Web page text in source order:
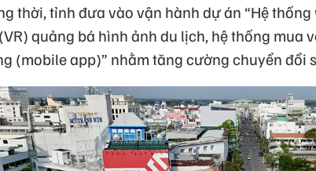
thời, tỉnh đưa vào vận hành dự án “Hệ
quảng bá hình ảnh du lịch, hệ thống mua
(mobile app)” nhằm tăng cường chuyển đổi